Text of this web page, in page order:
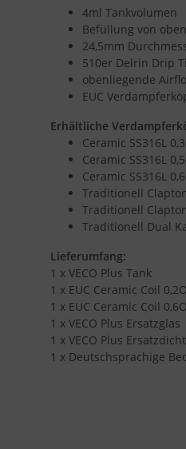
4ml Tankvolumen
Befüllung von oben
24,5mm
510er Delrin Drip
obenliegende
EUC
Erhältliche
Ceramic SS316L
Ceramic SS316L
Ceramic SS316L
Traditionell
Traditionell
Traditionell Dual
Lieferumfang:
1 x VECO Plus Tank
1 x EUC Ceramic Coil
1 x EUC Ceramic Coil 0,6O
1 x VECO Plus Ersatzglas
1 x VECO Plus
1 x Deutschsprachige